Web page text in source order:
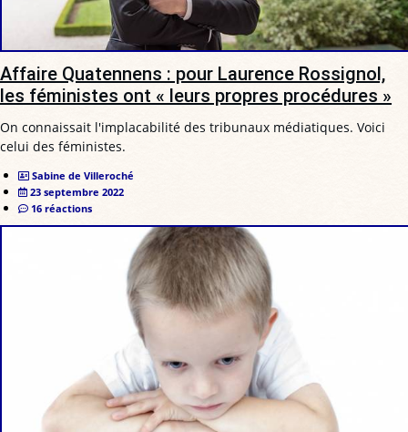
Affaire Quatennens : pour Laurence Rossignol,
les féministes ont « leurs propres procédures »
On connaissait l'implacabilité des tribunaux médiatiques. Voici
celui des féministes.
Sabine de Villeroché
23 septembre 2022
16 réactions